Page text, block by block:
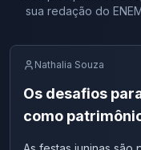
sua redação do
Nathalia Souza
Os desafios
como